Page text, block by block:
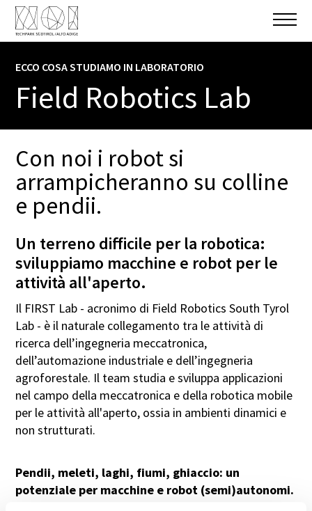
ECCO COSA STUDIAMO IN LABORATORIO
Field Robotics Lab
Con noi i robot si
arrampicheranno su colline
e pendii.
Un terreno difficile per la robotica:
sviluppiamo macchine e robot per le
attività all'aperto.
Il FIRST Lab - acronimo di Field Robotics South Tyrol
Lab - è il naturale collegamento tra le attività di
ricerca dell’ingegneria meccatronica,
dell’automazione industriale e dell’ingegneria
agroforestale. Il team studia e sviluppa applicazioni
nel campo della meccatronica e della robotica mobile
per le attività all'aperto, ossia in ambienti dinamici e
non strutturati.
Pendii, meleti, laghi, fiumi, ghiaccio: un
potenziale per macchine e robot (semi)autonomi.
INFORMARE E CONOSCERE
Automotive / Automation
GESTIONE
Libera Università di Bolzano
FORM DI CONTATTO
Nome
Cognome
Istituto di ricerca/Istituzione
(facoltativo)
Telefono (facoltativo)